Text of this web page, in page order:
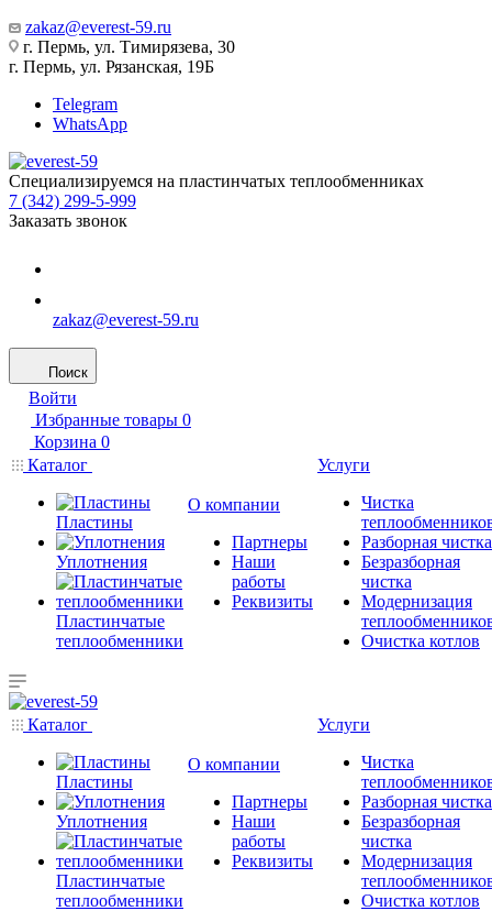
zakaz@everest-59.ru
г. Пермь, ул. Тимирязева, 30
г. Пермь, ул. Рязанская, 19Б
Telegram
WhatsApp
Специализируемся на пластинчатых теплообменниках
7 (342) 299-5-999
Заказать звонок
zakaz@everest-59.ru
Поиск
Войти
Избранные товары 0
Корзина 0
Каталог
Пластины
Уплотнения
Пластинчатые
теплообменники
О компании
Партнеры
Наши
работы
Реквизиты
Услуги
Чистка
Разборная чистка
Безразборная
чистка
Модернизация
Очистка котлов
Каталог
Пластины
Уплотнения
Пластинчатые
теплообменники
О компании
Партнеры
Наши
работы
Реквизиты
Услуги
Чистка
Разборная чистка
Безразборная
чистка
Модернизация
Очистка котлов